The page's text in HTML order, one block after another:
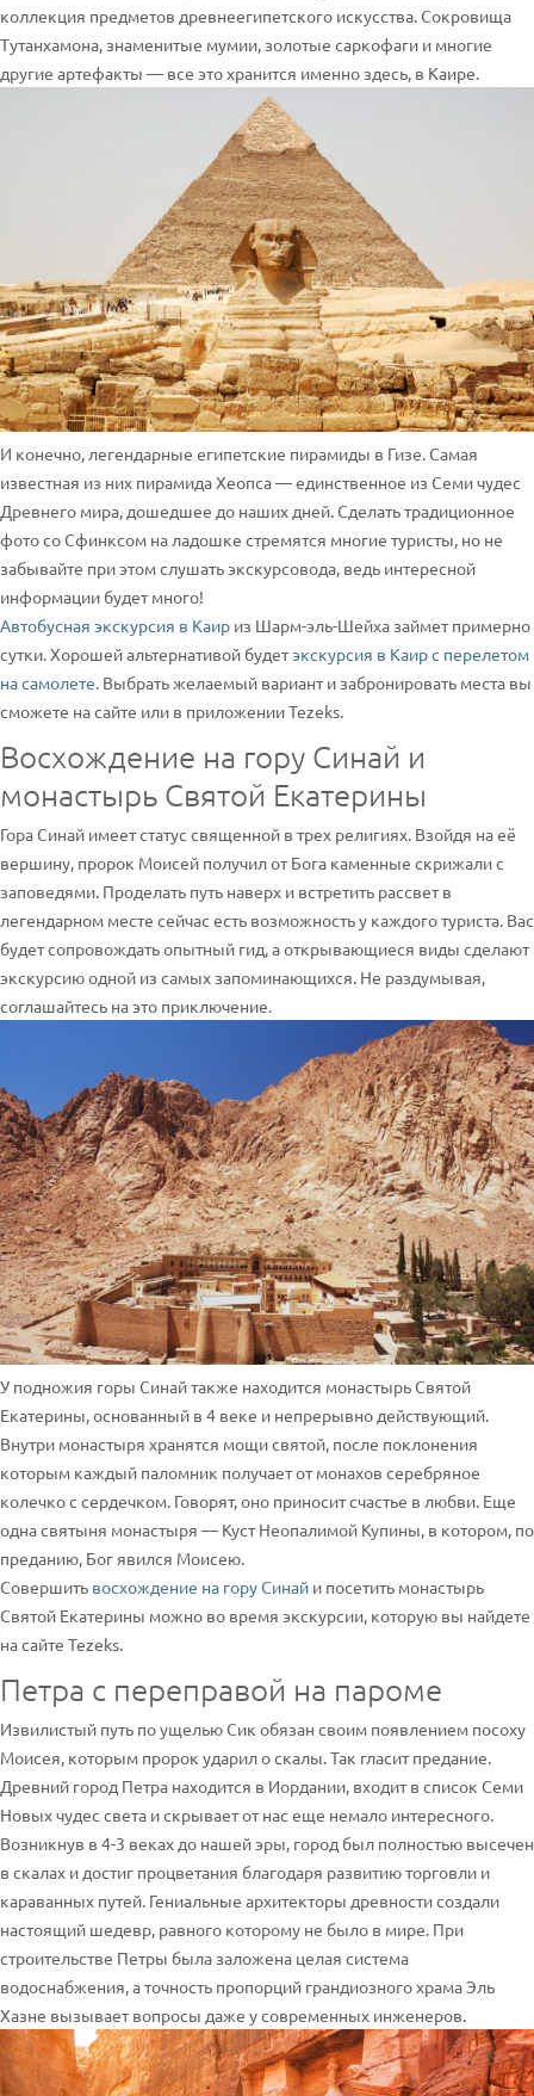
коллекция предметов древнеегипетского искусства. Сокровища
Тутанхамона, знаменитые мумии, золотые саркофаги и многие
другие артефакты — все это хранится именно здесь, в Каире.
И конечно, легендарные египетские пирамиды в Гизе. Самая
известная из них пирамида Хеопса — единственное из Семи чудес
Древнего мира, дошедшее до наших дней. Сделать традиционное
фото со Сфинксом на ладошке стремятся многие туристы, но не
забывайте при этом слушать экскурсовода, ведь интересной
информации будет много!
Автобусная экскурсия в Каир из Шарм-эль-Шейха займет примерно
сутки. Хорошей альтернативой будетэкскурсия в Каир с перелетом
на самолете. Выбрать желаемый вариант и забронировать места вы
сможете на сайте или в приложении Tezeks.
Восхождение на гору Синай и
монастырь Святой Екатерины
Гора Синай имеет статус священной в трех религиях. Взойдя на её
вершину, пророк Моисей получил от Бога каменные скрижали с
заповедями. Проделать путь наверх и встретить рассвет в
легендарном месте сейчас есть возможность у каждого туриста. Вас
будет сопровождать опытный гид, а открывающиеся виды сделают
экскурсию одной из самых запоминающихся. Не раздумывая,
соглашайтесь на это приключение.
У подножия горы Синай также находится монастырь Святой
Екатерины, основанный в 4 веке и непрерывно действующий.
Внутри монастыря хранятся мощи святой, после поклонения
которым каждый паломник получает от монахов серебряное
колечко с сердечком. Говорят, оно приносит счастье в любви. Еще
одна святыня монастыря — Куст Неопалимой Купины, в котором, по
преданию, Бог явился Моисею.
Совершить восхождение на гору Синай и посетить монастырь
Святой Екатерины можно во время экскурсии, которую вы найдете
на сайте Tezeks.
Петра с переправой на пароме
Извилистый путь по ущелью Сик обязан своим появлением посоху
Моисея, которым пророк ударил о скалы. Так гласит предание.
Древний город Петра находится в Иордании, входит в список Семи
Новых чудес света и скрывает от нас еще немало интересного.
Возникнув в 4-3 веках до нашей эры, город был полностью высечен
в скалах и достиг процветания благодаря развитию торговли и
караванных путей. Гениальные архитекторы древности создали
настоящий шедевр, равного которому не было в мире. При
строительстве Петры была заложена целая система
водоснабжения, а точность пропорций грандиозного храма Эль
Хазне вызывает вопросы даже у современных инженеров.